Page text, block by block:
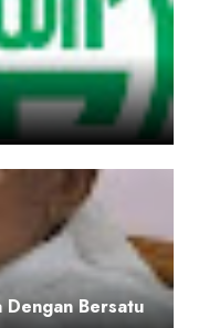
Dengan Bersatu